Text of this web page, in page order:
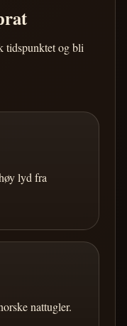
tidspunktet og bli
lyd fra
nattugler.